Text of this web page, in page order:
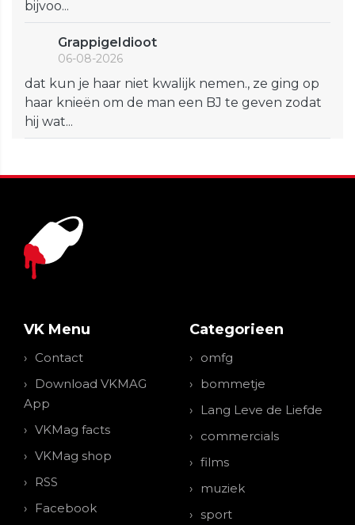
bijvoo...
GrappigeIdioot
06-08-2026
dat kun je haar niet kwalijk nemen., ze ging op
haar knieën om de man een BJ te geven zodat
hij wat...
VK Menu
Contact
Download VKMAG
App
VKMag facts
VKMag shop
RSS
Facebook
Categorieen
omfg
bommetje
Lang Leve de Liefde
commercials
films
muziek
sport